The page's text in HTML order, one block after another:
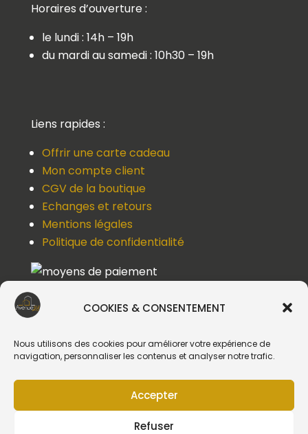
COOKIES & CONSENTEMENT
Nous utilisons des cookies pour améliorer votre expérience de
navigation, personnaliser les contenus et analyser notre trafic.
Accepter
Refuser
Horaires d’ouverture :
le lundi : 14h – 19h
du mardi au samedi : 10h30 – 19h
Liens rapides :
Offrir une carte cadeau
Mon compte client
CGV de la boutique
Echanges et retours
Mentions légales
Politique de confidentialité
Une question, un devis, un souci ?
Contactez-nous !
Suivez-nous